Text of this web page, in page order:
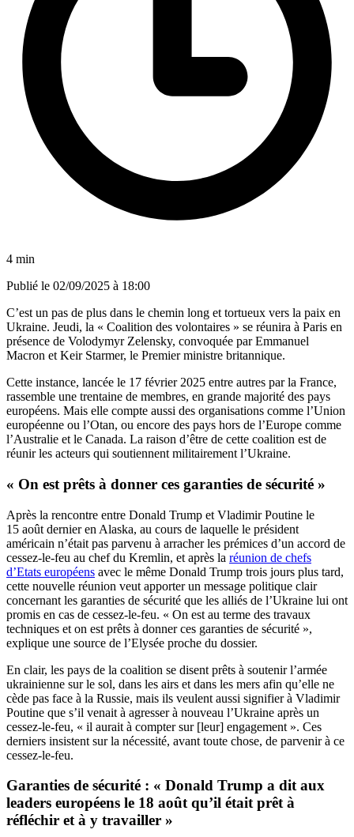
4 min
Publié le 02/09/2025 à 18:00
C’est un pas de plus dans le chemin long et tortueux vers la paix en
Ukraine. Jeudi, la « Coalition des volontaires » se réunira à Paris en
présence de Volodymyr Zelensky, convoquée par Emmanuel
Macron et Keir Starmer, le Premier ministre britannique.
Cette instance, lancée le 17 février 2025 entre autres par la France,
rassemble une trentaine de membres, en grande majorité des pays
européens. Mais elle compte aussi des organisations comme l’Union
européenne ou l’Otan, ou encore des pays hors de l’Europe comme
l’Australie et le Canada. La raison d’être de cette coalition est de
réunir les acteurs qui soutiennent militairement l’Ukraine.
« On est prêts à donner ces garanties de sécurité »
Après la rencontre entre Donald Trump et Vladimir Poutine le
15 août dernier en Alaska, au cours de laquelle le président
américain n’était pas parvenu à arracher les prémices d’un accord de
cessez-le-feu au chef du Kremlin, et après la réunion de chefs
d’Etats européens avec le même Donald Trump trois jours plus tard,
cette nouvelle réunion veut apporter un message politique clair
concernant les garanties de sécurité que les alliés de l’Ukraine lui ont
promis en cas de cessez-le-feu. « On est au terme des travaux
techniques et on est prêts à donner ces garanties de sécurité »,
explique une source de l’Elysée proche du dossier.
En clair, les pays de la coalition se disent prêts à soutenir l’armée
ukrainienne sur le sol, dans les airs et dans les mers afin qu’elle ne
cède pas face à la Russie, mais ils veulent aussi signifier à Vladimir
Poutine que s’il venait à agresser à nouveau l’Ukraine après un
cessez-le-feu, « il aurait à compter sur [leur] engagement ». Ces
derniers insistent sur la nécessité, avant toute chose, de parvenir à ce
cessez-le-feu.
Garanties de sécurité : « Donald Trump a dit aux
leaders européens le 18 août qu’il était prêt à
réfléchir et à y travailler »